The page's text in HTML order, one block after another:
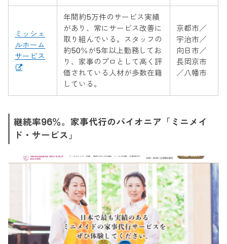
ミッシェ
ルホーム
サービス
年間約5万件のサービス実績
があり、常にサービス改善に
取り組んでいる。スタッフの
約50％が5年以上勤務してお
り、家事のプロとして高く評
価されている人材が多数在籍
している。
京都市／
宇治市／
向日市／
長岡京市
／八幡市
継続率96％。家事代行のパイオニア「ミニメイ
ド・サービス」